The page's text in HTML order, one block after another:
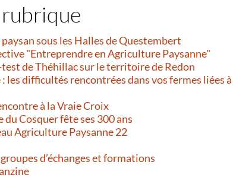
rubrique
sous les Halles de Questembert
"Entreprendre en Agriculture Paysanne"
test de Théhillac sur le territoire de Redon
les difficultés rencontrées dans vos fermes liées
à la Vraie Croix
du Cosquer fête ses 300 ans
Agriculture Paysanne 22
d’échanges et formations